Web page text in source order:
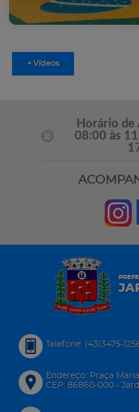
+ Vídeos
Horário
08:00 às
Telefone: (43)3475-
Endereço: Praça
CEP: 86860-000 -